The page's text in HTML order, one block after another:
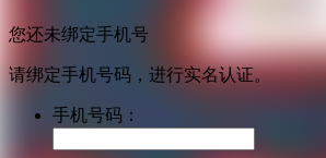
您还未绑定手机号
请绑定手机号码，进行实名认证。
手机号码：